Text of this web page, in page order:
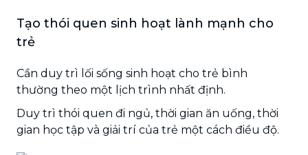
Tạo thói quen sinh hoạt lành mạnh cho
trẻ
Cần duy trì lối sống sinh hoạt cho trẻ bình
thường theo một lịch trình nhất định.
Duy trì thói quen đi ngủ, thời gian ăn uống, thời
gian học tập và giải trí của trẻ một cách điều độ.